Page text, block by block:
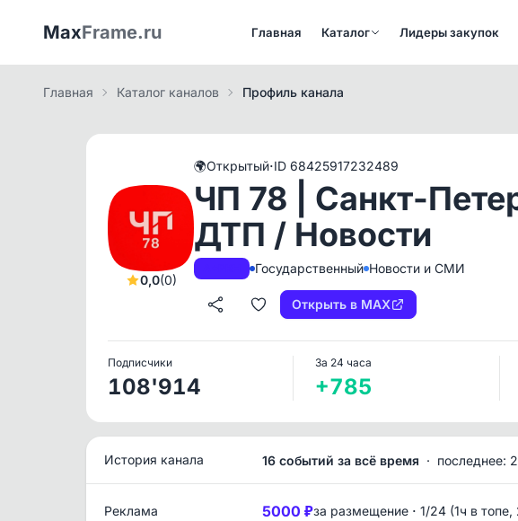
MaxFrame.ru Главная Каталог Лидеры закупок
Главная Каталог каналов Профиль канала
0,0(0)
🌍Открытый·ID 68425917232489
ЧП 78 | Санкт-
ДТП / Новости
Государственный Новости и СМИ
Открыть в MAX
Подписчики
108'914
За 24 часа
+785
История канала 16 событий за всё время · последнее:
Реклама 5000 ₽за размещение · 1/24 (1ч в топе,